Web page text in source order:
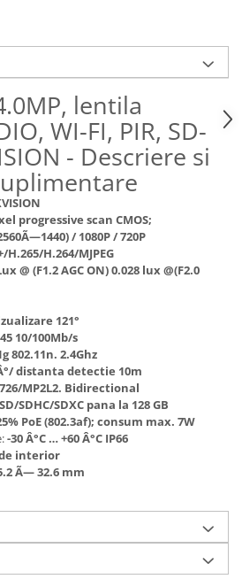
lentila
WI-FI, PIR, SD-
- Descriere si
progressive scan CMOS;
/ 1080P / 720P
H.265/H.264/MJPEG
@ (F1.2 AGC ON) 0.028 lux @(F2.0
121°
10/100Mb/s
802.11n. 2.4Ghz
distanta detectie 10m
MP2L2. Bidirectional
SDHC/SDXC pana la 128 GB
PoE (802.3af); consum max. 7W
-30 Â°C … +60 Â°C IP66
interior
Ã— 32.6 mm